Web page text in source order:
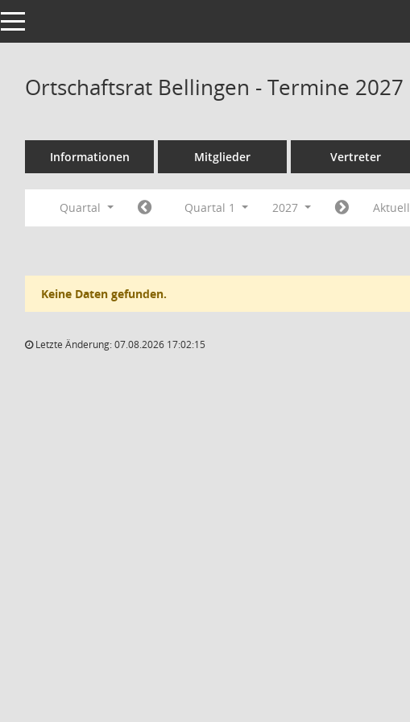
Toggle navigation
Ortschaftsrat Bellingen - Termine 2027
Informationen Mitglieder Vertreter
Quartal Quartal 1 2027 Aktuell
Keine Daten gefunden.
Letzte Änderung: 07.08.2026 17:02:15